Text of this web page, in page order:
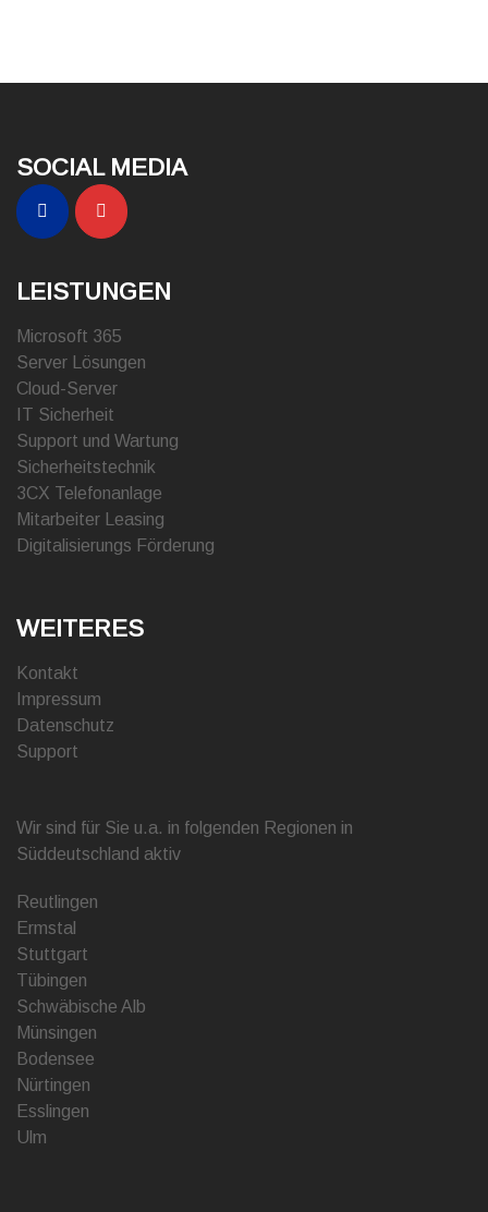
SOCIAL MEDIA
LEISTUNGEN
Microsoft 365
Server Lösungen
Cloud-Server
IT Sicherheit
Support und Wartung
Sicherheitstechnik
3CX Telefonanlage
Mitarbeiter Leasing
Digitalisierungs Förderung
WEITERES
Kontakt
Impressum
Datenschutz
Support
Wir sind für Sie u.a. in folgenden Regionen in
Süddeutschland aktiv
Reutlingen
Ermstal
Stuttgart
Tübingen
Schwäbische Alb
Münsingen
Bodensee
Nürtingen
Esslingen
Ulm